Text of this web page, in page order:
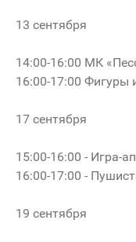
13 сентября
14:00-16:00 МК
16:00-17:00
17 сентября
15:00-16:00 - Игра-
16:00-17:00 -
19 сентября